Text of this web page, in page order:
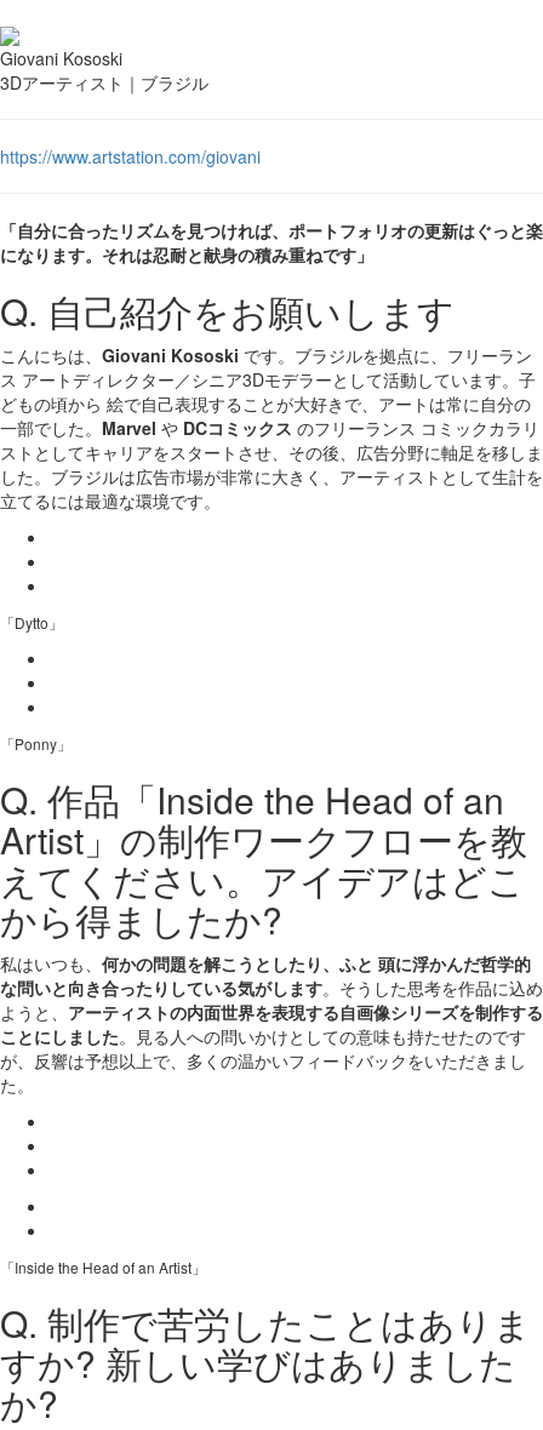
Giovani Kososki
3Dアーティスト｜ブラジル
https://www.artstation.com/giovani
「自分に合ったリズムを見つければ、ポートフォリオの更新はぐっと楽
になります。それは忍耐と献身の積み重ねです」
Q. 自己紹介をお願いします
こんにちは、 Giovani Kososki です。ブラジルを拠点に、フリーラン
ス アートディレクター／シニア3Dモデラーとして活動しています。子
どもの頃から 絵で自己表現することが大好きで、アートは常に自分の
一部でした。 Marvel や DCコミックス のフリーランス コミックカラリ
ストとしてキャリアをスタートさせ、その後、広告分野に軸足を移しま
した。ブラジルは広告市場が非常に大きく、アーティストとして生計を
立てるには最適な環境です。
「Dytto」
「Ponny」
Q. 作品「Inside the Head of an
Artist」の制作ワークフローを教
えてください。アイデアはどこ
から得ましたか?
私はいつも、 何かの問題を解こうとしたり、ふと 頭に浮かんだ哲学的
な問いと向き合ったりしている気がします。そうした思考を作品に込め
ようと、 アーティストの内面世界を表現する自画像シリーズを制作する
ことにしました。見る人への問いかけとしての意味も持たせたのです
が、反響は予想以上で、多くの温かいフィードバックをいただきまし
た。
「Inside the Head of an Artist」
Q. 制作で苦労したことはありま
すか? 新しい学びはありました
か?